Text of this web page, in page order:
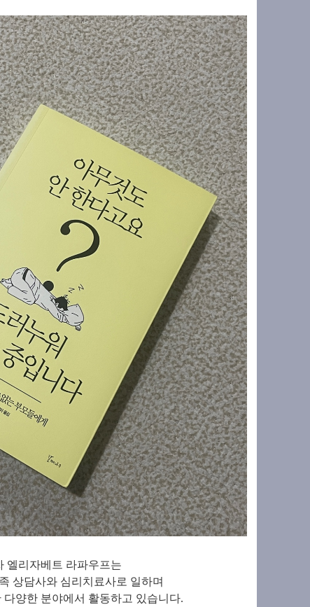
엘리자베트 라파우프는
상담사와 심리치료사로 일하며
다양한 분야에서 활동하고 있습니다.